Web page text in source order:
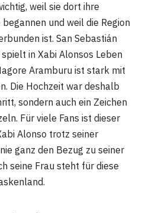
weil sie dort ihre
und weil die Region
ist. San Sebastián
in Xabi Alonsos Leben
Aramburu ist stark mit
Die Hochzeit war deshalb
sondern auch ein Zeichen
Für viele Fans ist dieser
Alonso trotz seiner
ganz den Bezug zu seiner
seine Frau steht für diese